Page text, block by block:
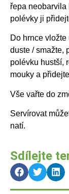
řepa
polévky ji
Do hrnce
duste / smažte,
polévku hustší,
mouky a
Vše vařte do
Servírovat
natí.
Sdílejte